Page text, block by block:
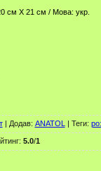
см Х 21 см / Мова: укр.
| Додав: ANATOL | Теги:
: 5.0/1